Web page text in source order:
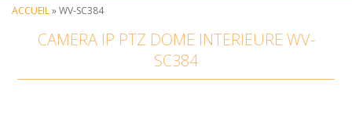
ACCUEIL» WV-SC384
CAMERA IP PTZ DOME INTERIEURE WV-
SC384